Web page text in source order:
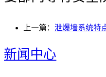
上一篇： 泄爆墙系统特
新闻中心